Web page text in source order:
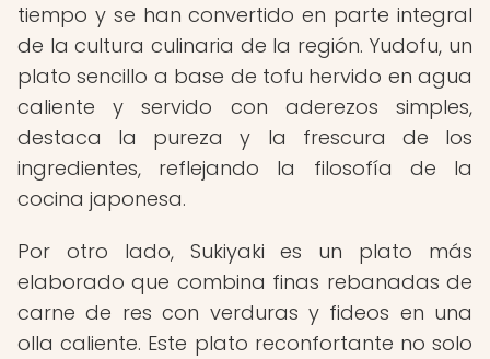
tiempo y se han convertido en parte integral
de la cultura culinaria de la región. Yudofu, un
plato sencillo a base de tofu hervido en agua
caliente y servido con aderezos simples,
destaca la pureza y la frescura de los
ingredientes, reflejando la filosofía de la
cocina japonesa.
Por otro lado, Sukiyaki es un plato más
elaborado que combina finas rebanadas de
carne de res con verduras y fideos en una
olla caliente. Este plato reconfortante no solo